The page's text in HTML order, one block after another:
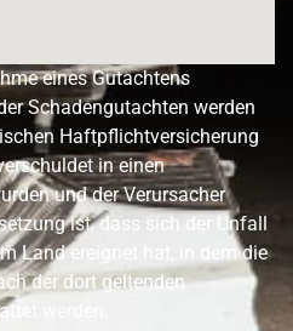
eines Gutachtens
Schadengutachten werden
Haftpflichtversicherung
in einen
und der Verursacher
ist, dass sich der Unfall
Land ereignet hat, in dem die
der dort geltenden
werden.